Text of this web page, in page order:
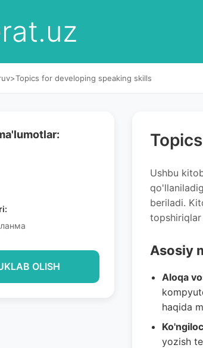
>Topics for developing speaking skills
OLISH
Ushbu
beriladi.
topshiriqlar
Asosiy
Aloqa
haqida
yozish